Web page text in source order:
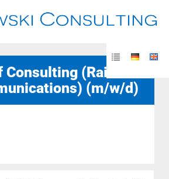
Consulting (Rail &
(m/w/d)